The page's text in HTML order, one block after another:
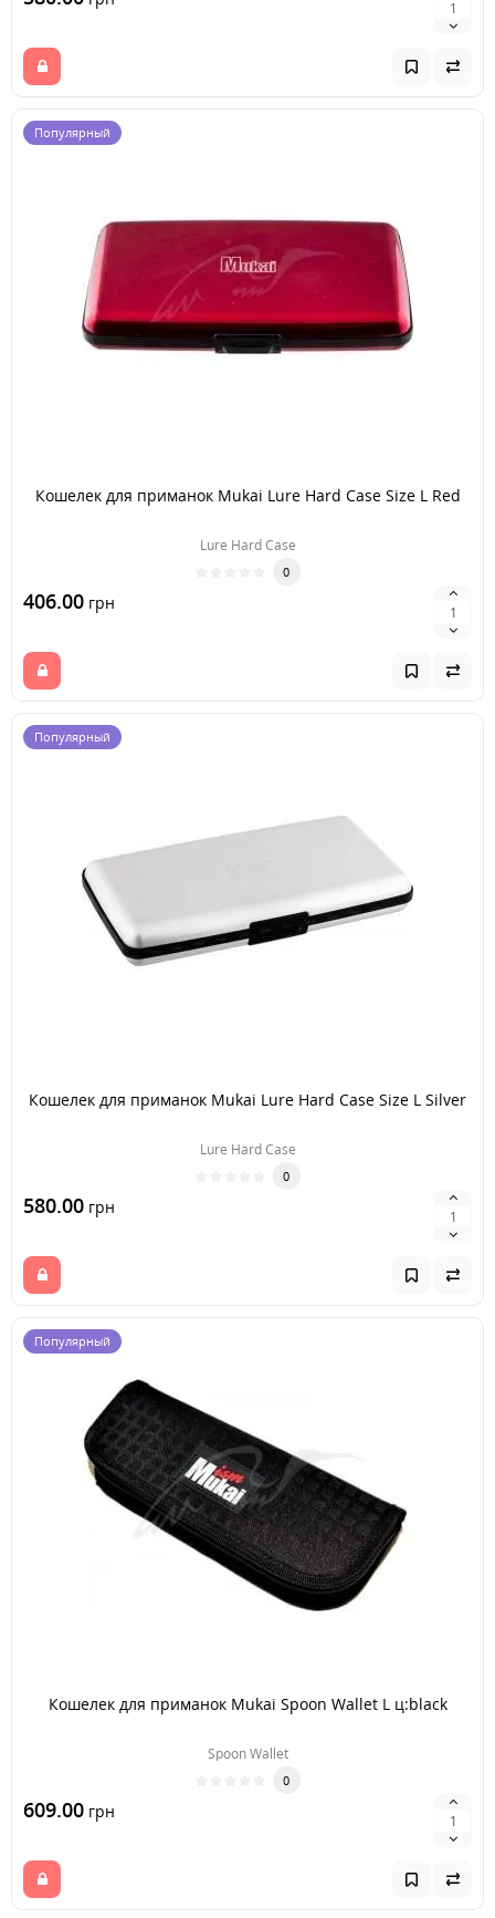
Популярный
Кошелек для приманок Mukai Lure Hard Case Size L Red
Lure Hard Case
0
406.00 грн
Популярный
Кошелек для приманок Mukai Lure Hard Case Size L Silver
Lure Hard Case
0
580.00 грн
Популярный
Кошелек для приманок Mukai Spoon Wallet L ц:black
Spoon Wallet
0
609.00 грн